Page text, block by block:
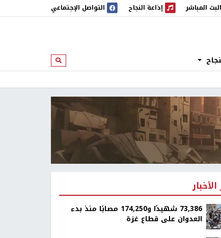
البث المباشر إذاعة النجاح
إذاعة النجاح التواصل الإجتماعي
ابحث
73,386 شهيدًا و174,250 مصابًا منذ بدء
العدوان على قطاع غزة